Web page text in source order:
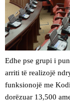
Edhe pse grupi i
arriti të realizojë
funksionojë me
dorëzuar 13,500